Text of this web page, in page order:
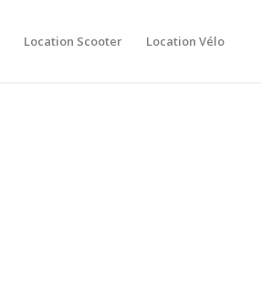
Location Scooter Location Vélo